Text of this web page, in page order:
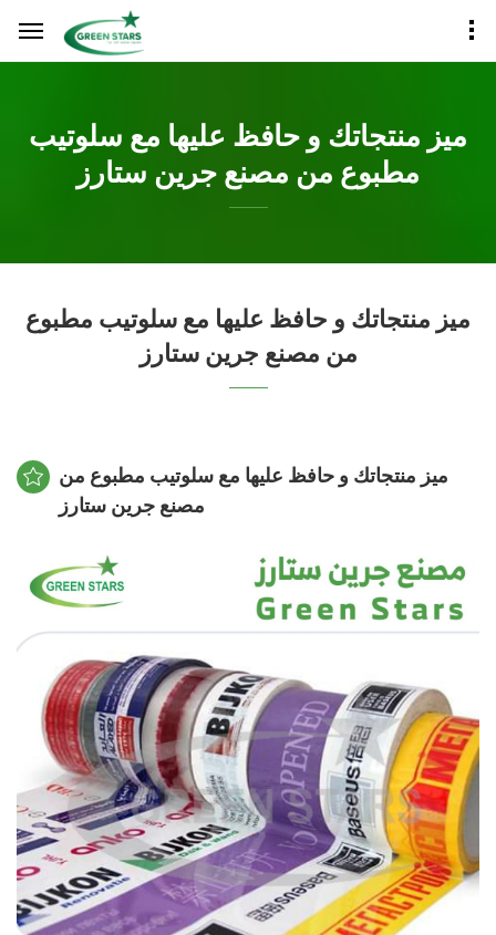
ميز منتجاتك و حافظ عليها مع سلوتيب
مطبوع من مصنع جرين ستارز
ميز منتجاتك و حافظ عليها مع سلوتيب مطبوع
من مصنع جرين ستارز
ميز منتجاتك و حافظ عليها مع سلوتيب مطبوع من
مصنع جرين ستارز